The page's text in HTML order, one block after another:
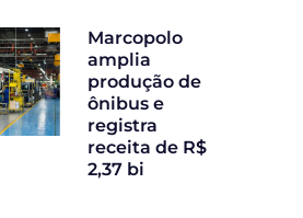
Marcopolo
amplia
produção de
ônibus e
registra
receita de R$
2,37 bi